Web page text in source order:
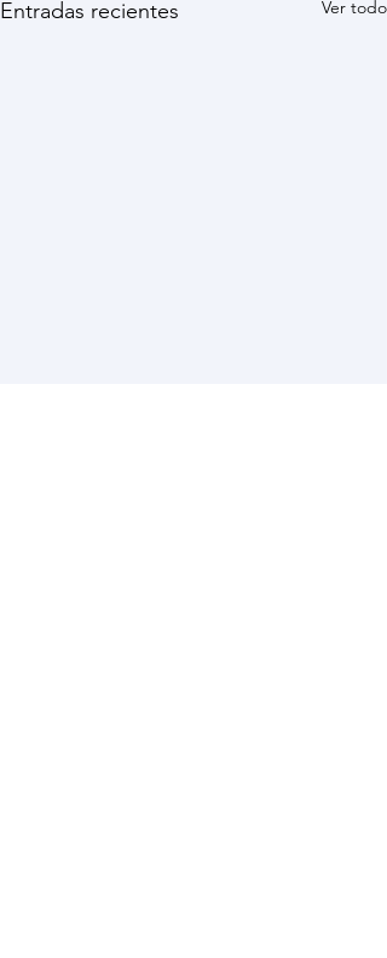
Entradas recientes Ver todo